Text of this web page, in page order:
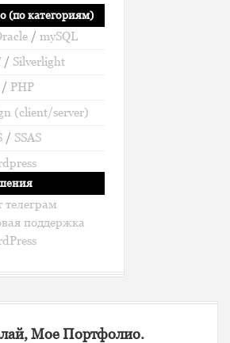
(по категориям)
/ mySQL
/ Silverlight
/ PHP
(client/server)
/ SSAS
телеграм
поддержка
Мое Портфолио.